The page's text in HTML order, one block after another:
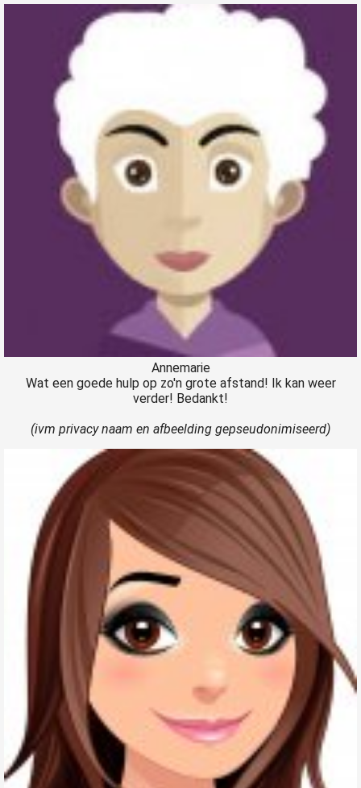
Annemarie
Wat een goede hulp op zo'n grote afstand! Ik kan weer
verder! Bedankt!
(ivm privacy naam en afbeelding gepseudonimiseerd)